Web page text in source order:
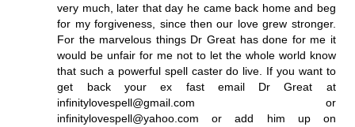
very much, later that day he came back home and beg
for my forgiveness, since then our love grew stronger.
For the marvelous things Dr Great has done for me it
would be unfair for me not to let the whole world know
that such a powerful spell caster do live. If you want to
get back your ex fast email Dr Great at
infinitylovespell@gmail.com or
infinitylovespell@yahoo.com or add him up on